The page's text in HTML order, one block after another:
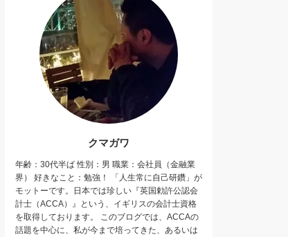
クマガワ
年齢：30代半ば 性別：男 職業：会社員（金融業
界） 好きなこと：勉強！ 「人生常に自己研鑽」が
モットーです。日本では珍しい『英国勅許公認会
計士（ACCA）』という、イギリスの会計士資格
を取得しております。 このブログでは、ACCAの
話題を中心に、私が今まで培ってきた、あるいは